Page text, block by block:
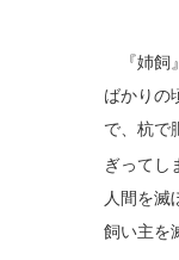
『姉飼
ばかりの
で、杭で
ぎってし
人間を滅
飼い主を